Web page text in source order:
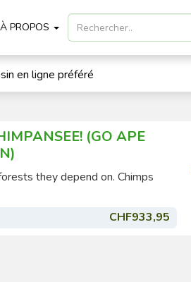
À PROPOS
en ligne préféré
(GO APE
they depend on. Chimps
CHF933,95